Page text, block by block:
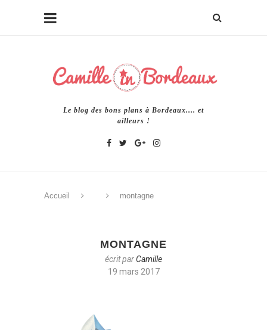
Le blog des bons plans à Bordeaux.... et
ailleurs !
Accueil montagne
MONTAGNE
écrit parCamille
19 mars 2017